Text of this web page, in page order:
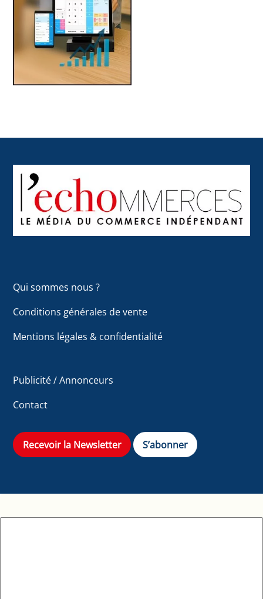
To
Top
Qui sommes nous ?
Conditions générales de vente
Mentions légales & confidentialité
Publicité / Annonceurs
Contact
Recevoir la Newsletter S’abonner